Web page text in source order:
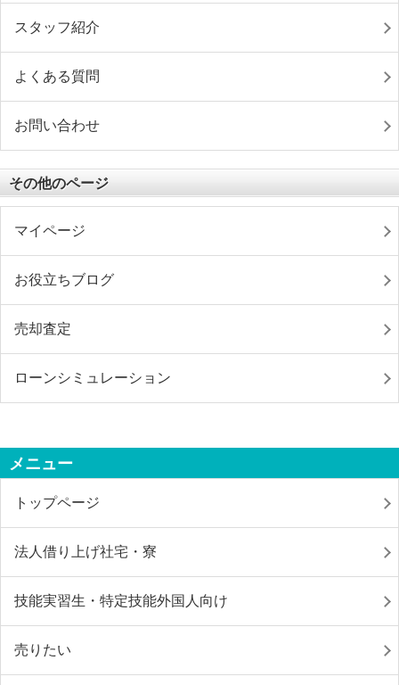
スタッフ紹介
よくある質問
お問い合わせ
その他のページ
マイページ
お役立ちブログ
売却査定
ローンシミュレーション
メニュー
トップページ
法人借り上げ社宅・寮
技能実習生・特定技能外国人向け
売りたい